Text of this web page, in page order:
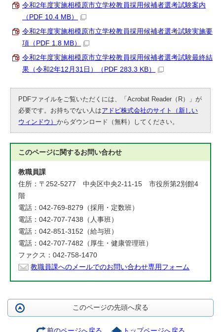
令和2年度実施相模原市立学校教員採用候補者選考試験案内
（PDF 10.4 MB）
令和2年度実施相模原市立学校教員採用候補者選考試験実施要
項（PDF 1.8 MB）
令和2年度実施相模原市立学校教員採用候補者選考試験最終結
果（令和2年12月31日）（PDF 283.3 KB）
PDFファイルをご覧いただくには、「Acrobat Reader（R）」が
必要です。お持ちでない人はアドビ株式会社のサイト（新しい
ウィンドウ）からダウンロード（無料）してください。
このページに関するお問い合わせ
教職員課
住所：〒252-5277 中央区中央2-11-15 市役所第2別館4
階
電話：042-769-8279（採用・定数班）
電話：042-707-7438（人事班）
電話：042-851-3152（給与班）
電話：042-707-7482（厚生・健康管理班）
ファクス：042-758-1470
教職員課へのメールでのお問い合わせ専用フォーム
このページの先頭へ戻る